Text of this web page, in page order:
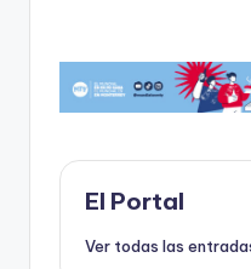
c
e
b
o
o
k
st
o
d
o
n
ai
l
El Portal
Ver todas las